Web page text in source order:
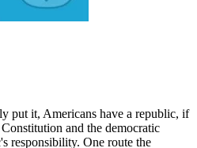
put it, Americans have a republic, if
and the democratic
responsibility. One route the